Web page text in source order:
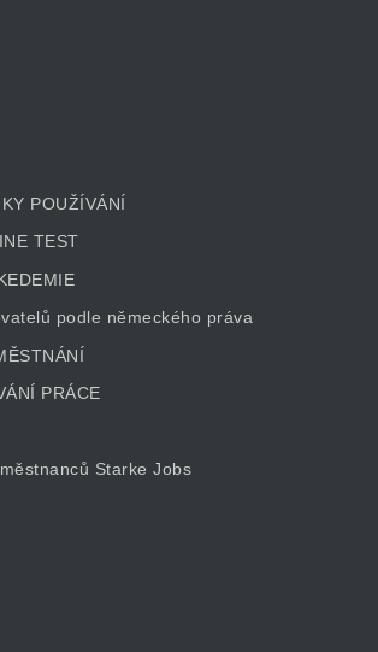
POUŽÍVÁNÍ
TEST
podle německého práva
PRÁCE
Starke Jobs